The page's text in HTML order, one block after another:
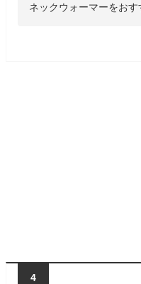
ネックウォーマーをおす
4